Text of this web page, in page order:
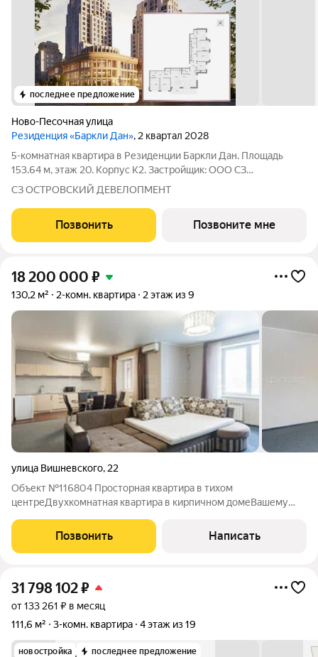
последнее предложение
Ново-Песочная улица
Резиденция «Баркли Дан», 2 квартал 2028
5-комнатная квартира в Резиденции Баркли Дан. Площадь
153.64 м, этаж 20. Корпус К2. Застройщик: ООО СЗ
"Островский Девелопмент". Срок сдачи II квартал 2028 года.
ДДУ, возможна ипотека. Квартира в жилом комплексе
премиум-класса «Резиденция ДАН» от
СЗ ОСТРОВСКИЙ ДЕВЕЛОПМЕНТ
Позвонить Позвоните мне
18 200 000 ₽
130,2 м² 2-комн. квартира 2 этаж из 9
улица Вишневского, 22
Объект №116804 Просторная квартира в тихом
центреДвухкомнатная квартира в кирпичном домеВашему
Вахитовском районе, по адресу Вишневского 22. . 1. УДАЧНАЯ
ПЛАНИРОВКА! - комнаты прямоугольной
Позвонить Написать
31 798 102₽
от 133 261 ₽ в месяц
111,6 м²
3-комн. квартира 4 этаж из 19
новостройка последнее предложение